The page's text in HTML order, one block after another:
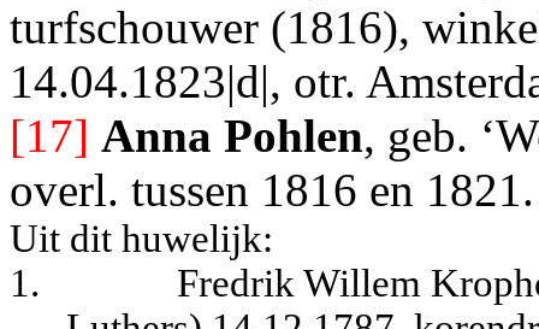
turfschouwer (1816),
14.04.1823|d|, otr.
[17] Anna Pohlen, geb.
overl. tussen 1816 en 1821.
Uit dit huwelijk:
1.
Fredrik Willem